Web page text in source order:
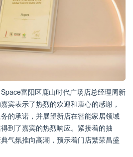
富阳区鹿山时代广场店总经理周新
宾表示了热烈的欢迎和衷心的感谢，
的承诺，并展望新店在智能家居领域
到了嘉宾的热烈响应。紧接着的抽
气氛推向高潮，预示着门店繁荣昌盛